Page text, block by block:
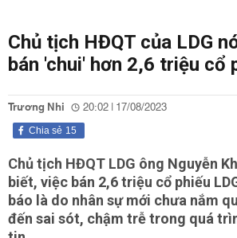
Chủ tịch HĐQT của LDG
bán 'chui' hơn 2,6 triệu cổ
Trương Nhi 20:02 | 17/08/2023
15
Chia sẻ
Chủ tịch HĐQT LDG ông Nguyễn
biết, việc bán 2,6 triệu cổ phiếu
báo là do nhân sự mới chưa nắm
đến sai sót, chậm trễ trong quá